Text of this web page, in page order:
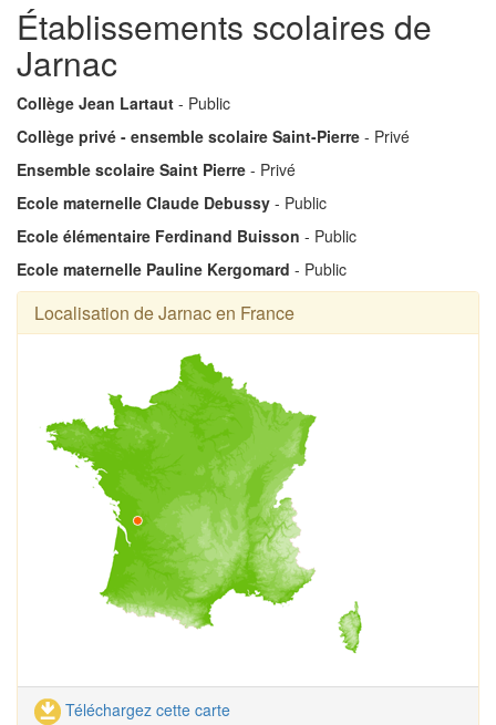
Établissements scolaires de
Jarnac
Collège Jean Lartaut - Public
Collège privé - ensemble scolaire Saint-Pierre - Privé
Ensemble scolaire Saint Pierre - Privé
Ecole maternelle Claude Debussy - Public
Ecole élémentaire Ferdinand Buisson - Public
Ecole maternelle Pauline Kergomard - Public
Localisation de Jarnac en France
Téléchargez cette carte